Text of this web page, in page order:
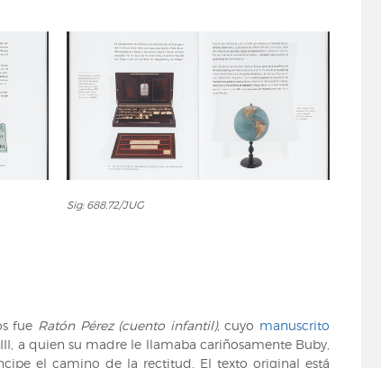
688.72/JUG
Sig: 688.72/JUG
fue Ratón Pérez (cuento infantil), cuyo manuscrito
a quien su madre le llamaba cariñosamente Buby,
el camino de la rectitud. El texto original está